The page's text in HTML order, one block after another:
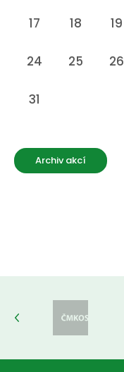
17 18 19
24 25 26
31
Archiv akcí